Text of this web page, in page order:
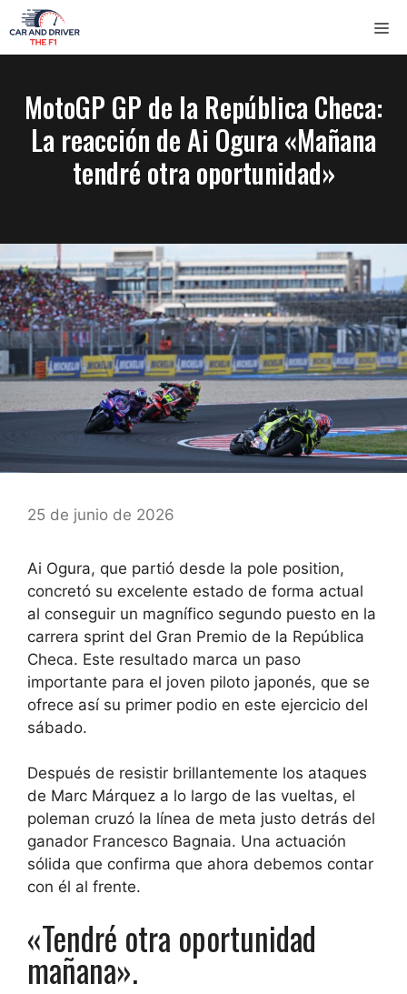
Saltar
al
contenido
MotoGP GP de la República Checa:
La reacción de Ai Ogura «Mañana
tendré otra oportunidad»
25 de junio de 2026
Ai Ogura, que partió desde la pole position,
concretó su excelente estado de forma actual
al conseguir un magnífico segundo puesto en la
carrera sprint del Gran Premio de la República
Checa. Este resultado marca un paso
importante para el joven piloto japonés, que se
ofrece así su primer podio en este ejercicio del
sábado.
Después de resistir brillantemente los ataques
de Marc Márquez a lo largo de las vueltas, el
poleman cruzó la línea de meta justo detrás del
ganador Francesco Bagnaia. Una actuación
sólida que confirma que ahora debemos contar
con él al frente.
«Tendré otra oportunidad
mañana».